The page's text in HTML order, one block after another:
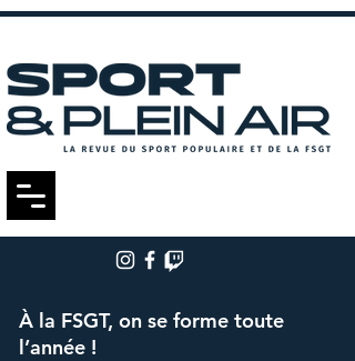
À la FSGT, on se forme toute
l’année !